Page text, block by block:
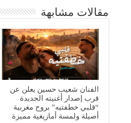
مقالات مشابهة
الفنان شعيب حسين يعلن عن
قرب إصدار أغنيته الجديدة
“قلبي خطفتيه” بروح مغربية
أصيلة ولمسة أمازيغية مميزة